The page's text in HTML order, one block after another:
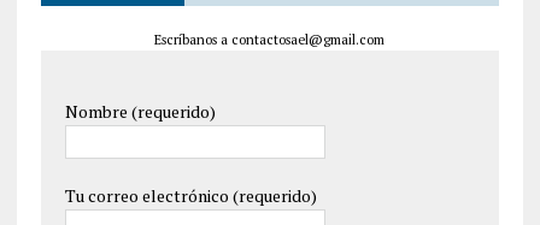
Escríbanos a contactosael@gmail.com
Nombre (requerido)
Tu correo electrónico (requerido)